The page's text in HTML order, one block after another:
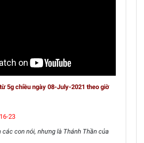
5g chiều ngày 08-July-2021 theo giờ
23
các con nói, nhưng là Thánh Thần của